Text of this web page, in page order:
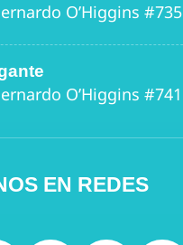
O’Higgins #735
O’Higgins #741
EN REDES